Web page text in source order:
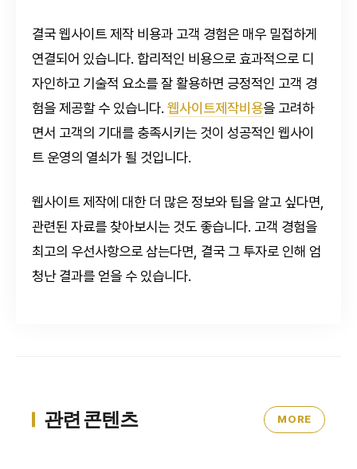
결국 웹사이트 제작 비용과 고객 경험은 매우 밀접하게
연결되어 있습니다. 합리적인 비용으로 효과적으로 디
자인하고 기술적 요소를 잘 활용하면 긍정적인 고객 경
험을 제공할 수 있습니다. 웹사이트제작비용을 고려하
면서 고객의 기대를 충족시키는 것이 성공적인 웹사이
트 운영의 열쇠가 될 것입니다.
웹사이트 제작에 대한 더 많은 정보와 팁을 알고 싶다면,
관련된 자료를 찾아보시는 것도 좋습니다. 고객 경험을
최고의 우선사항으로 삼는다면, 결국 그 투자로 인해 엄
청난 결과를 얻을 수 있습니다.
관련 콘텐츠 MORE